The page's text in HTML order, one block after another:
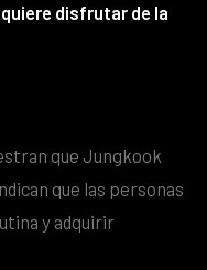
disfrutar de la
que Jungkook
que las personas
y adquirir